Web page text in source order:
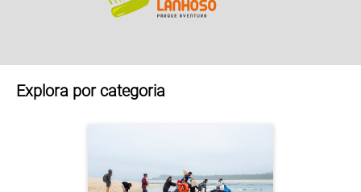
Explora por categoria